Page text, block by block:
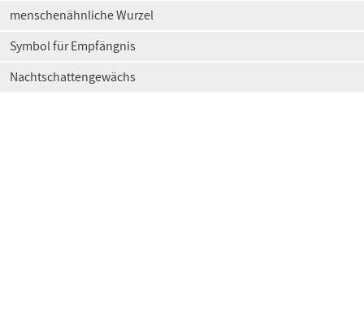
menschenähnliche Wurzel
Symbol für Empfängnis
Nachtschattengewächs